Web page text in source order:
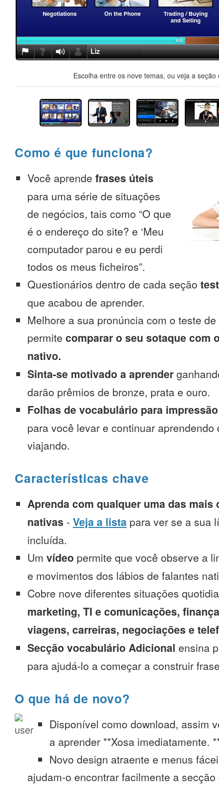
Escolha entre os nove temas, ou veja a
Como é que funciona?
Você aprende frases úteis
para uma série de situações
de negócios, tais como “O que
é o endereço do site? e ‘Meu
computador parou e eu perdi
todos os meus ficheiros”.
Questionários dentro de cada seção
que acabou de aprender.
Melhore a sua pronúncia com o teste
permite comparar o seu sotaque com
nativo.
Sinta-se motivado a aprender
darão prêmios de bronze, prata e ouro.
Folhas de vocabulário para impressão
para você levar e continuar aprendendo
viajando.
Características chave
Aprenda com qualquer uma das mais
nativas - Veja a lista para ver se a sua
incluída.
Um vídeo permite que você observe a
e movimentos dos lábios de falantes
Cobre nove diferentes situações
marketing, TI e comunicações,
viagens, carreiras, negociações e
Secção vocabulário Adicional ensina
para ajudá-lo a começar a construir
O que há de novo?
Disponível como download, assim
a aprender **Xosa imediatamente.
Novo design atraente e menus
ajudam-o encontrar facilmente a